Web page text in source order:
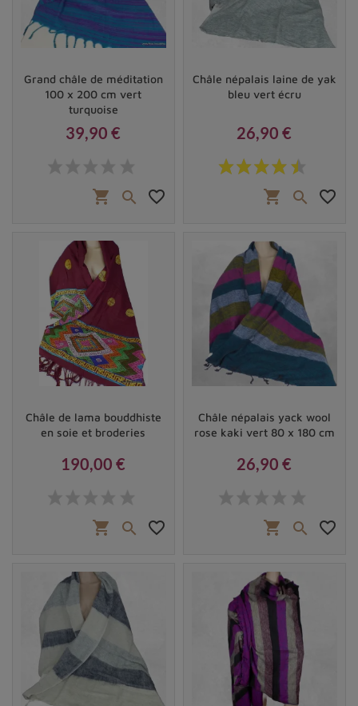
Grand châle de méditation
100 x 200 cm vert
turquoise
39,90 €
shopping_cart  favorite_border
Châle népalais laine de yak
bleu vert écru
Prix
26,90 €
shopping_cart  favorite_border
Châle de lama bouddhiste
en soie et broderies
190,00 €
shopping_cart  favorite_border
Châle népalais yack wool
rose kaki vert 80 x 180 cm
26,90 €
shopping_cart  favorite_border